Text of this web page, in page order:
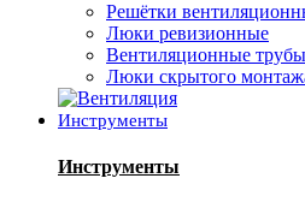
Решётки
Люки ревизионные
Вентиляционные
Люки скрытого
Инструменты
Инструменты